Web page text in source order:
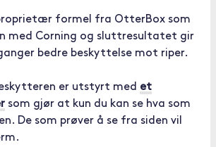
formel fra OtterBox som
med Corning og sluttresultatet gir
bedre beskyttelse mot riper.
er utstyrt med et
som gjør at kun du kan se hva som
De som prøver å se fra siden vil